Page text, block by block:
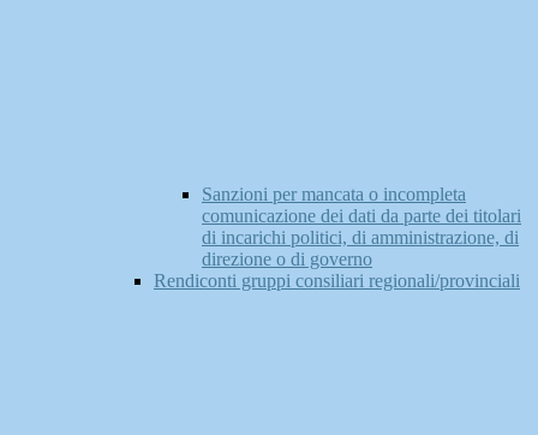
Sanzioni per mancata o incompleta
comunicazione dei dati da parte dei titolari
di incarichi politici, di amministrazione, di
direzione o di governo
Rendiconti gruppi consiliari regionali/provinciali